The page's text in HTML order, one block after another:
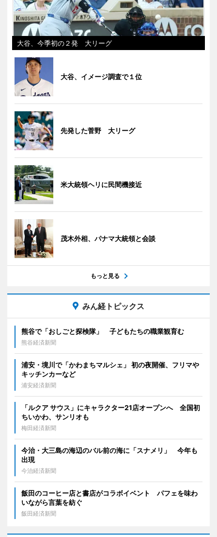
大谷、今季初の２発 大リーグ
大谷、イメージ調査で１位
先発した菅野 大リーグ
米大統領ヘリに民間機接近
茂木外相、パナマ大統領と会談
もっと見る
みん経トピックス
熊谷で「おしごと探検隊」 子どもたちの職業観育む
熊谷経済新聞
浦安・境川で「かわまちマルシェ」 初の夜開催、フリマや
キッチンカーなど
浦安経済新聞
「ルクア サウス」にキャラクター21店オープンへ 全国初
ちいかわ、サンリオも
梅田経済新聞
今治・大三島の海辺のバル前の海に「スナメリ」 今年も
出現
今治経済新聞
飯田のコーヒー店と書店がコラボイベント パフェを味わ
いながら言葉を紡ぐ
飯田経済新聞